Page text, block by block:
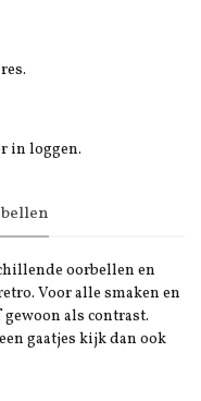
in loggen.
oorbellen en
Voor alle smaken en
als contrast.
gaatjes kijk dan ook